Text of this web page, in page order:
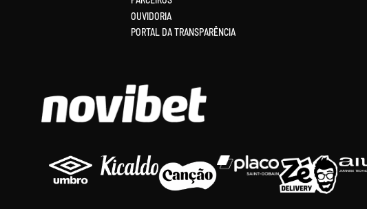
OUVIDORIA
PORTAL DA TRANSPARÊNCIA